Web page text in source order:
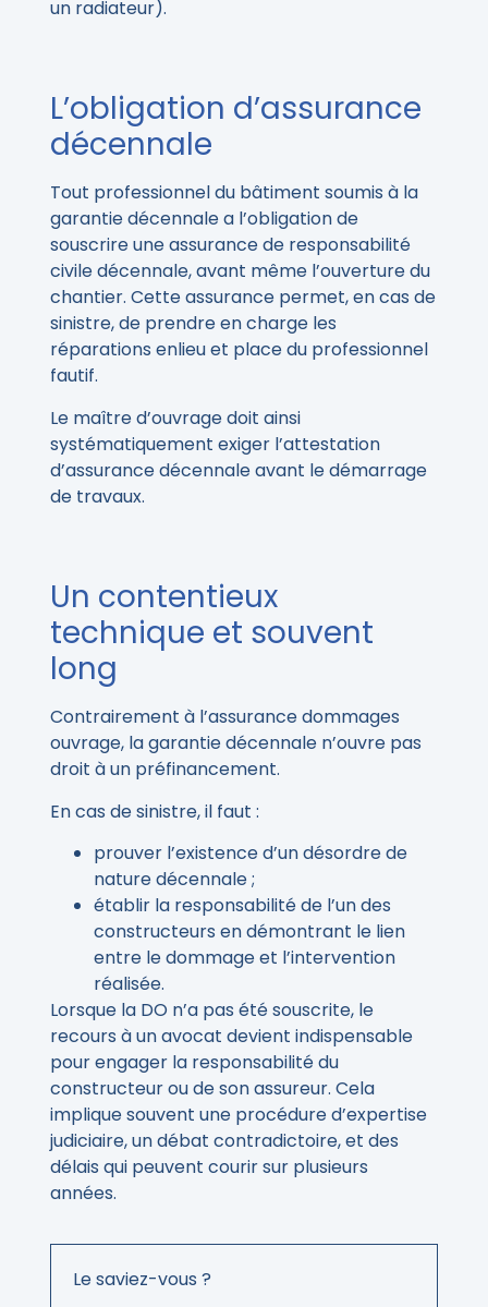
un radiateur).
L’obligation d’assurance
décennale
Tout professionnel du bâtiment soumis à la
garantie décennale a l’obligation de
souscrire une assurance de responsabilité
civile décennale, avant même l’ouverture du
chantier. Cette assurance permet, en cas de
sinistre, de prendre en charge les
réparations enlieu et place du professionnel
fautif.
Le maître d’ouvrage doit ainsi
systématiquement exiger l’attestation
d’assurance décennale avant le démarrage
de travaux.
Un contentieux
technique et souvent
long
Contrairement à l’assurance dommages
ouvrage, la garantie décennale n’ouvre pas
droit à un préfinancement.
En cas de sinistre, il faut :
prouver l’existence d’un désordre de
nature décennale ;
établir la responsabilité de l’un des
constructeurs en démontrant le lien
entre le dommage et l’intervention
réalisée.
Lorsque la DO n’a pas été souscrite, le
recours à un avocat devient indispensable
pour engager la responsabilité du
constructeur ou de son assureur. Cela
implique souvent une procédure d’expertise
judiciaire, un débat contradictoire, et des
délais qui peuvent courir sur plusieurs
années.
Le saviez-vous ?